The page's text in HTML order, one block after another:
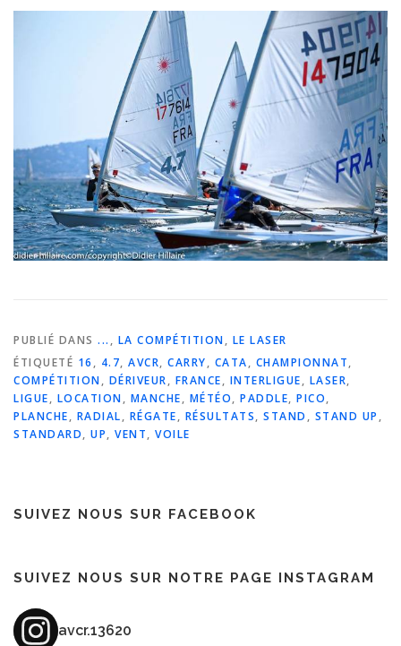
PUBLIÉ DANS ... , LA COMPÉTITION, LE LASER
ÉTIQUETÉ 16 , 4.7, AVCR, CARRY, CATA, CHAMPIONNAT,
COMPÉTITION, DÉRIVEUR, FRANCE, INTERLIGUE, LASER,
LIGUE, LOCATION, MANCHE, MÉTÉO, PADDLE, PICO,
PLANCHE, RADIAL, RÉGATE, RÉSULTATS, STAND , STAND UP ,
STANDARD, UP, VENT, VOILE
SUIVEZ NOUS SUR FACEBOOK
SUIVEZ NOUS SUR NOTRE PAGE INSTAGRAM
avcr.13620